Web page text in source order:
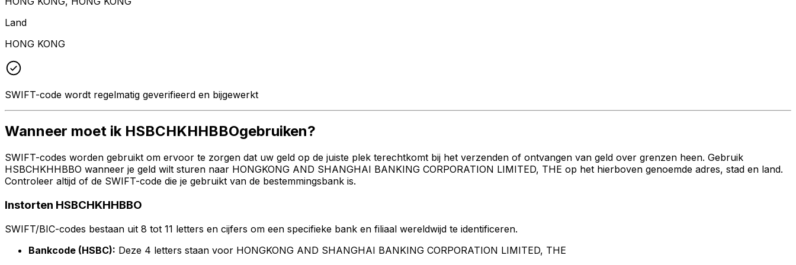
Land
HONG KONG
SWIFT-code wordt regelmatig geverifieerd en bijgewerkt
Wanneer moet ik HSBCHKHHBBOgebruiken?
SWIFT-codes worden gebruikt om ervoor te zorgen dat uw geld op de juiste plek terechtkomt bij het verzenden of ontvangen van geld over grenzen heen. Gebruik
HSBCHKHHBBO wanneer je geld wilt sturen naar HONGKONG AND SHANGHAI BANKING CORPORATION LIMITED, THE op het hierboven genoemde adres, stad en land.
Controleer altijd of de SWIFT-code die je gebruikt van de bestemmingsbank is.
Instorten HSBCHKHHBBO
SWIFT/BIC-codes bestaan uit 8 tot 11 letters en cijfers om een specifieke bank en filiaal wereldwijd te identificeren.
Bankcode (HSBC): Deze 4 letters staan voor HONGKONG AND SHANGHAI BANKING CORPORATION LIMITED, THE